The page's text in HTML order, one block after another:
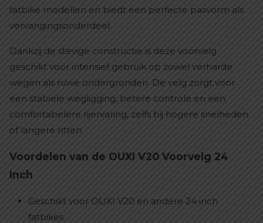
fatbike modellen en biedt een perfecte pasvorm als
vervangingsonderdeel.
Dankzij de stevige constructie is deze voorvelg
geschikt voor intensief gebruik op zowel verharde
wegen als ruwe ondergronden. De velg zorgt voor
een stabiele wegligging, betere controle en een
comfortabelere rijervaring, zelfs bij hogere snelheden
of langere ritten.
Voordelen van de OUXI V20 Voorvelg 24
Inch
Geschikt voor OUXI V20 en andere 24 inch
fatbikes